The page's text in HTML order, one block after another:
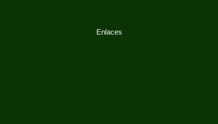
Enlaces